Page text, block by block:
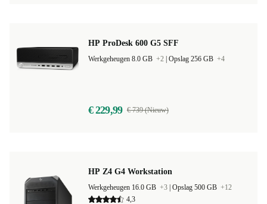
HP ProDesk 600 G5 SFF
Werkgeheugen 8.0 GB +2 Opslag 256 GB +4
€ 229,99 € 739 (Nieuw)
HP Z4 G4 Workstation
Werkgeheugen 16.0 GB +3 Opslag 500 GB +12
4,3